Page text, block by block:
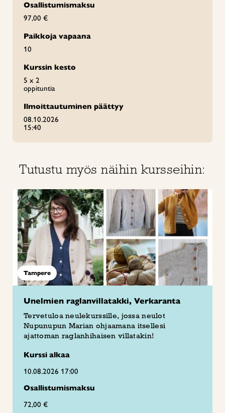
Osallistumismaksu
97,00 €
Paikkoja vapaana
10
Kurssin kesto
5 x 2
oppituntia
Ilmoittautuminen päättyy
08.10.2026
15:40
Tutustu myös näihin kursseihin:
Tampere
Unelmien raglanvillatakki, Verkaranta
Tervetuloa neulekurssille, jossa neulot
Nupunupun Marian ohjaamana itsellesi
ajattoman raglanhihaisen villatakin!
Kurssi alkaa
10.08.2026 17:00
Osallistumismaksu
72,00 €